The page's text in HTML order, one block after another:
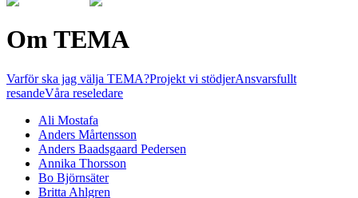
Om TEMA
Varför ska jag välja TEMA?Projekt vi stödjerAnsvarsfullt
resandeVåra reseledare
Ali Mostafa
Anders Mårtensson
Anders Baadsgaard Pedersen
Annika Thorsson
Bo Björnsäter
Britta Ahlgren